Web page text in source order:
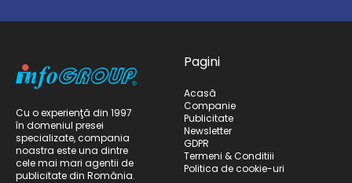
Cu o experienţă din 1997
în domeniul presei
specializate, compania
noastra este una dintre
cele mai mari agentii de
publicitate din România.
Pagini
Acasă
Companie
Publicitate
Newsletter
GDPR
Termeni & Conditiii
Politica de cookie-uri